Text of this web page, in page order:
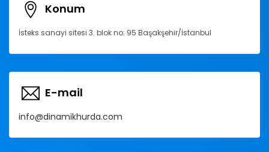
Konum
İsteks sanayi sitesi 3. blok no: 95 Başakşehir/İstanbul
E-mail
info@dinamikhurda.com